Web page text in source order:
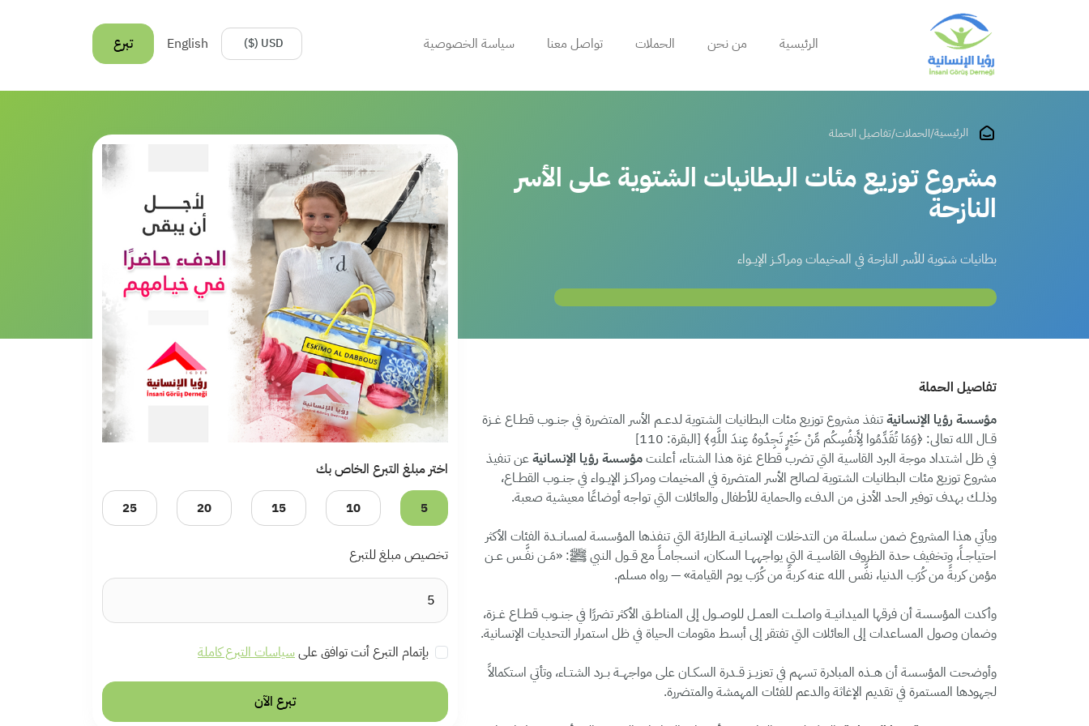
الرئيسية من نحن الحملات تواصل معنا سياسة الخصوصية USD ($)
English تبرع
الرئيسية/الحملات/تفاصيل الحملة
مشروع توزيع مئات البطانيات الشتوية على الأسر
النازحة
بطانيات شتوية للأسر النازحة في المخيمات ومراكــز الإيــواء
اختر مبلغ التبرع الخاص بك
5
10
15
20
25
تخصيص مبلغ للتبرع
بإتمام التبرع أنت توافق علىسياسات التبرع كاملة
تبرع الآن
تفاصيل الحملة
مؤسسة رؤيا الإنسانيةتنفذ مشروع توزيع مئات البطانيات الشتوية لدعــم الأسر المتضررة في جنــوب قطــاع غــزة
قــال الله تعالى: ﴿وَمَا تُقَدِّمُوا لِأَنفُسِكُم مِّنْ خَيْرٍ تَجِدُوهُ عِندَ اللَّهِ﴾ [البقرة: 110]
في ظل اشتداد موجة البرد القاسية التي تضرب قطاع غزة هذا الشتاء، أعلنتمؤسسة رؤيا الإنسانيةعن تنفيذ
مشروع توزيع مئات البطانيات الشتوية لصالح الأسر المتضررة في المخيمات ومراكــز الإيــواء في جنــوب القطــاع،
وذلــك بهدف توفير الحد الأدنى من الدفء والحماية للأطفال والعائلات التي تواجه أوضاعًا معيشية صعبة.
ويأتي هذا المشروع ضمن سلسلة من التدخلات الإنسانيــة الطارئة التي تنفذها المؤسسة لمسانــدة الفئات الأكثر
احتياجــاً، وتخفيف حدة الظروف القاسيــة التي يواجههــا السكان، انسجامــاً مع قــول النبي ﷺ: «مَــن نفَّــس عــن
مؤمن كربةً من كُرَب الدنيا، نفَّس الله عنه كربةً من كُرَب يوم القيامة» — رواه مسلم.
وأكدت المؤسسة أن فرقها الميدانيــة واصلــت العمــل للوصــول إلى المناطــق الأكثر تضررًا في جنــوب قطــاع غــزة،
وضمان وصول المساعدات إلى العائلات التي تفتقر إلى أبسط مقومات الحياة في ظل استمرار التحديات الإنسانية.
وأوضحت المؤسسة أن هــذه المبادرة تسهم في تعزيــز قــدرة السكــان على مواجهــة بــرد الشتــاء، وتأتي استكمالاً
لجهودها المستمرة في تقديم الإغاثة والدعم للفئات المهمشة والمتضررة.